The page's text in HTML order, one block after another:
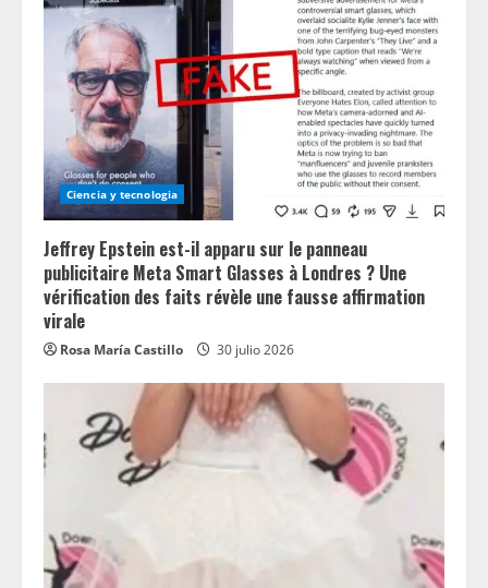
Ciencia y tecnologia
Jeffrey Epstein est-il apparu sur le panneau
publicitaire Meta Smart Glasses à Londres ? Une
vérification des faits révèle une fausse affirmation
virale
Rosa María Castillo 30 julio 2026